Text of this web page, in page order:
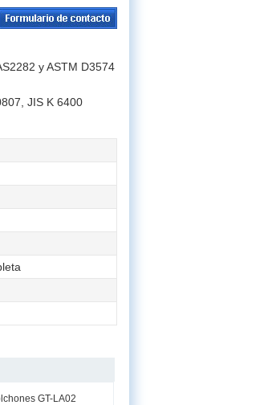
y ASTM D3574
JIS K 6400
GT-LA02